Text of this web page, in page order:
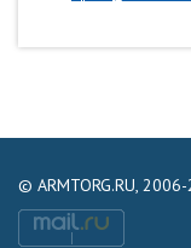
© ARMTORG.RU,